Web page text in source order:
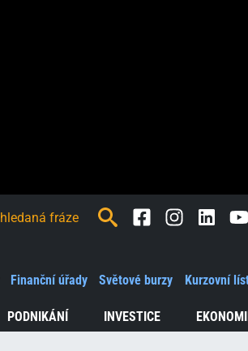
PODNIKÁNÍ INVESTICE
Finanční úřady Světové burzy Kurzovní
FacebookInstagramLinkedIn